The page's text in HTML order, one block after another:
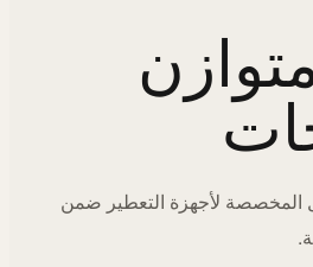
زيوت 125 مل المخصصة لأجهزة التعطير ضمن